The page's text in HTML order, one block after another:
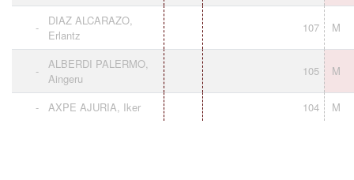
-
DIAZ ALCARAZO,
Erlantz
107 M
-
ALBERDI PALERMO,
Aingeru
105 M
- AXPE AJURIA, Iker 104 M